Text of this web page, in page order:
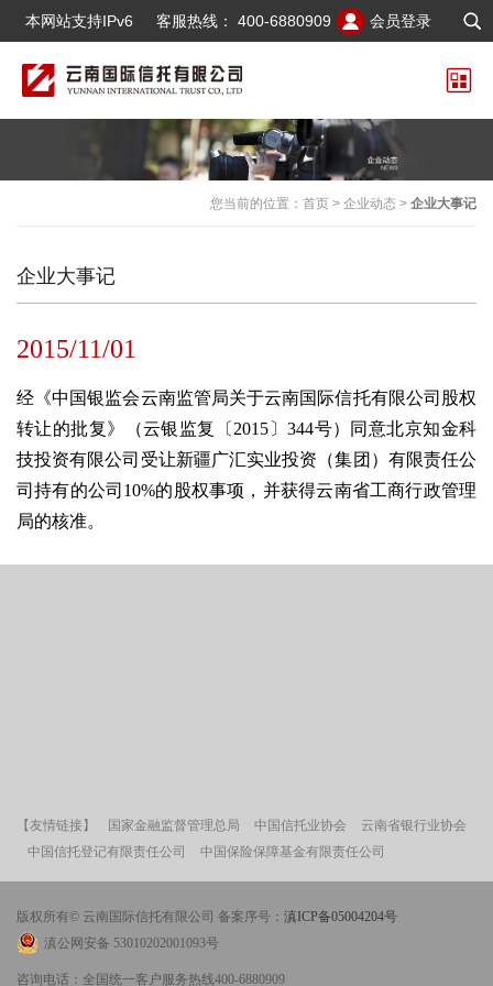
会员登录
客服热线： 400-6880909
本网站支持IPv6
您当前的位置： 首页 > 企业动态 > 企业大事记
企业大事记
2015/11/01
经《中国银监会云南监管局关于云南国际信托有限公司股权
转让的批复》（云银监复〔2015〕344号）同意北京知金科
技投资有限公司受让新疆广汇实业投资（集团）有限责任公
司持有的公司10%的股权事项，并获得云南省工商行政管理
局的核准。
【友情链接】 国家金融监督管理总局 中国信托业协会
云南省银行业协会
中国信托登记有限责任公司
中国保险保障基金有限责任公司
版权所有© 云南国际信托有限公司 备案序号： 滇ICP备05004204号
滇公网安备 53010202001093号
咨询电话：全国统一客户服务热线400-6880909